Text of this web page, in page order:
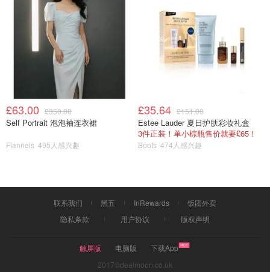
6️⃣加入花生酱，用低速搅拌均匀，盆壁边缘同样也需要刮下
再搅拌均匀
£63.00 £350.00
Self Portrait 泡泡袖连衣裙
Flannels 495人感兴趣
£35.64 £151.00
Estee Lauder 夏日护肤彩妆礼盒
3件正装！单小棕瓶售价就要£65！
Boots 474人感兴趣
联系我们 黑五 InRewards
饭团外卖
隐私条款
用户协议 版权声明
触屏版 电脑版
下载App
2017©dealmoon.co.uk